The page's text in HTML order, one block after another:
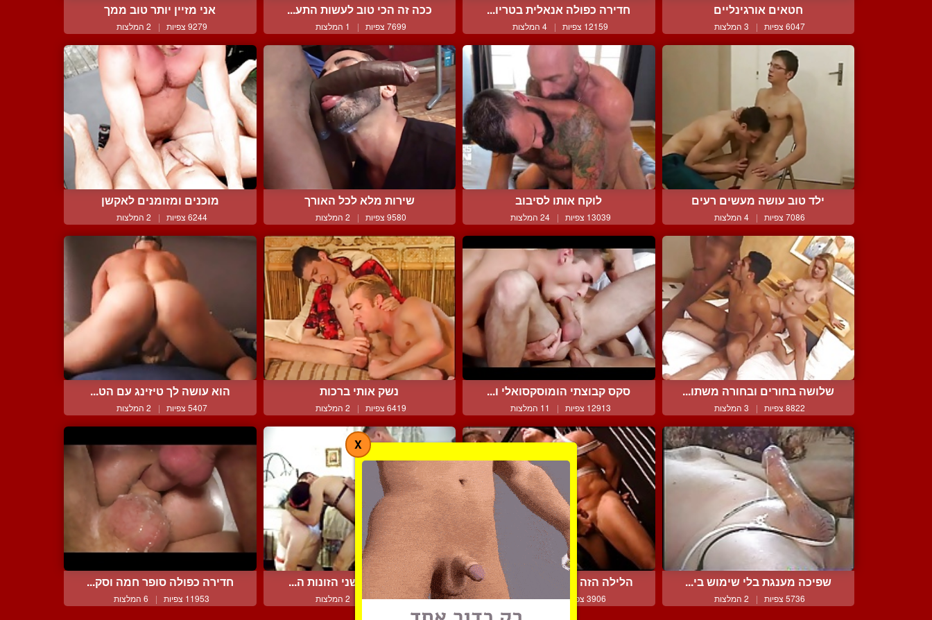
חטאים אורגינליים
6047 צפיות | 3 המלצות
חדירה כפולה אנאלית בטריו...
12159 צפיות | 4 המלצות
ככה זה הכי טוב לעשות התע...
7699 צפיות | 1 המלצות
אני מזיין יותר טוב ממך
9279 צפיות | 2 המלצות
ילד טוב עושה מעשים רעים
7086 צפיות | 4 המלצות
לוקח אותו לסיבוב
13039 צפיות | 24 המלצות
שירות מלא לכל האורך
9580 צפיות | 2 המלצות
מוכנים ומזומנים לאקשן
6244 צפיות | 2 המלצות
שלושה בחורים ובחורה משתו...
8822 צפיות | 3 המלצות
סקס קבוצתי הומוסקסואלי ו...
12913 צפיות | 11 המלצות
נשק אותי ברכות
6419 צפיות | 2 המלצות
הוא עושה לך טיזינג עם הט...
5407 צפיות | 2 המלצות
שפיכה מענגת בלי שימוש בי...
5736 צפיות | 2 המלצות
הלילה הזה יהיה שונה משאר...
3906 צפיות | 1 המלצות
גבר מבלה עם שני הזונות ה...
6159 צפיות | 2 המלצות
חדירה כפולה סופר חמה וסק...
11953 צפיות | 6 המלצות
X